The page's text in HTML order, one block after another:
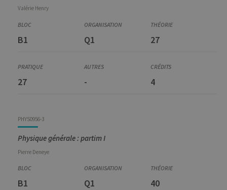
Valérie Henry
B1 Q1 27
27 - 4
PHYS0956-3
Physique générale : partim I
Pierre Deneye
B1 Q1 40